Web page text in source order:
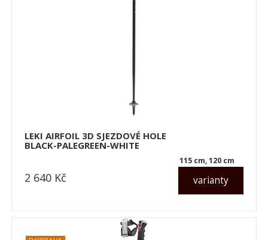
LEKI AIRFOIL 3D SJEZDOVÉ HOLE
BLACK-PALEGREEN-WHITE
varianty
115 cm, 120 cm
2 640 Kč